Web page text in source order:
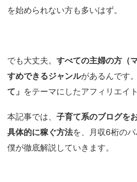
を始められない方も多いはず。
でも大丈夫。 すべての主婦の方（
すめできるジャンルがあるんです
て」 をテーマにしたアフィリエイ
本記事では、 子育て系のブログを
具体的に稼ぐ方法を、月収6桁の
僕が徹底解説していきます。